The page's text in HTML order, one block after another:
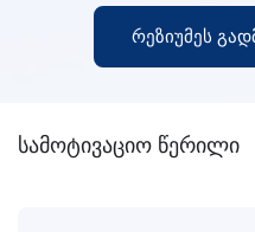
რეზიუმეს
სამოტივაციო წერილი